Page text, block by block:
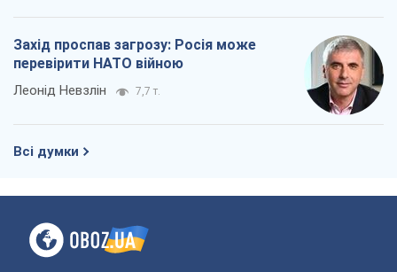
Захід проспав загрозу: Росія може
перевірити НАТО війною
Леонід Невзлін 7,7 т.
Всі думки